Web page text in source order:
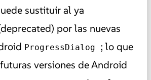
sustituir al ya
por las nuevas
ProgressDialog ; lo que
versiones de Android